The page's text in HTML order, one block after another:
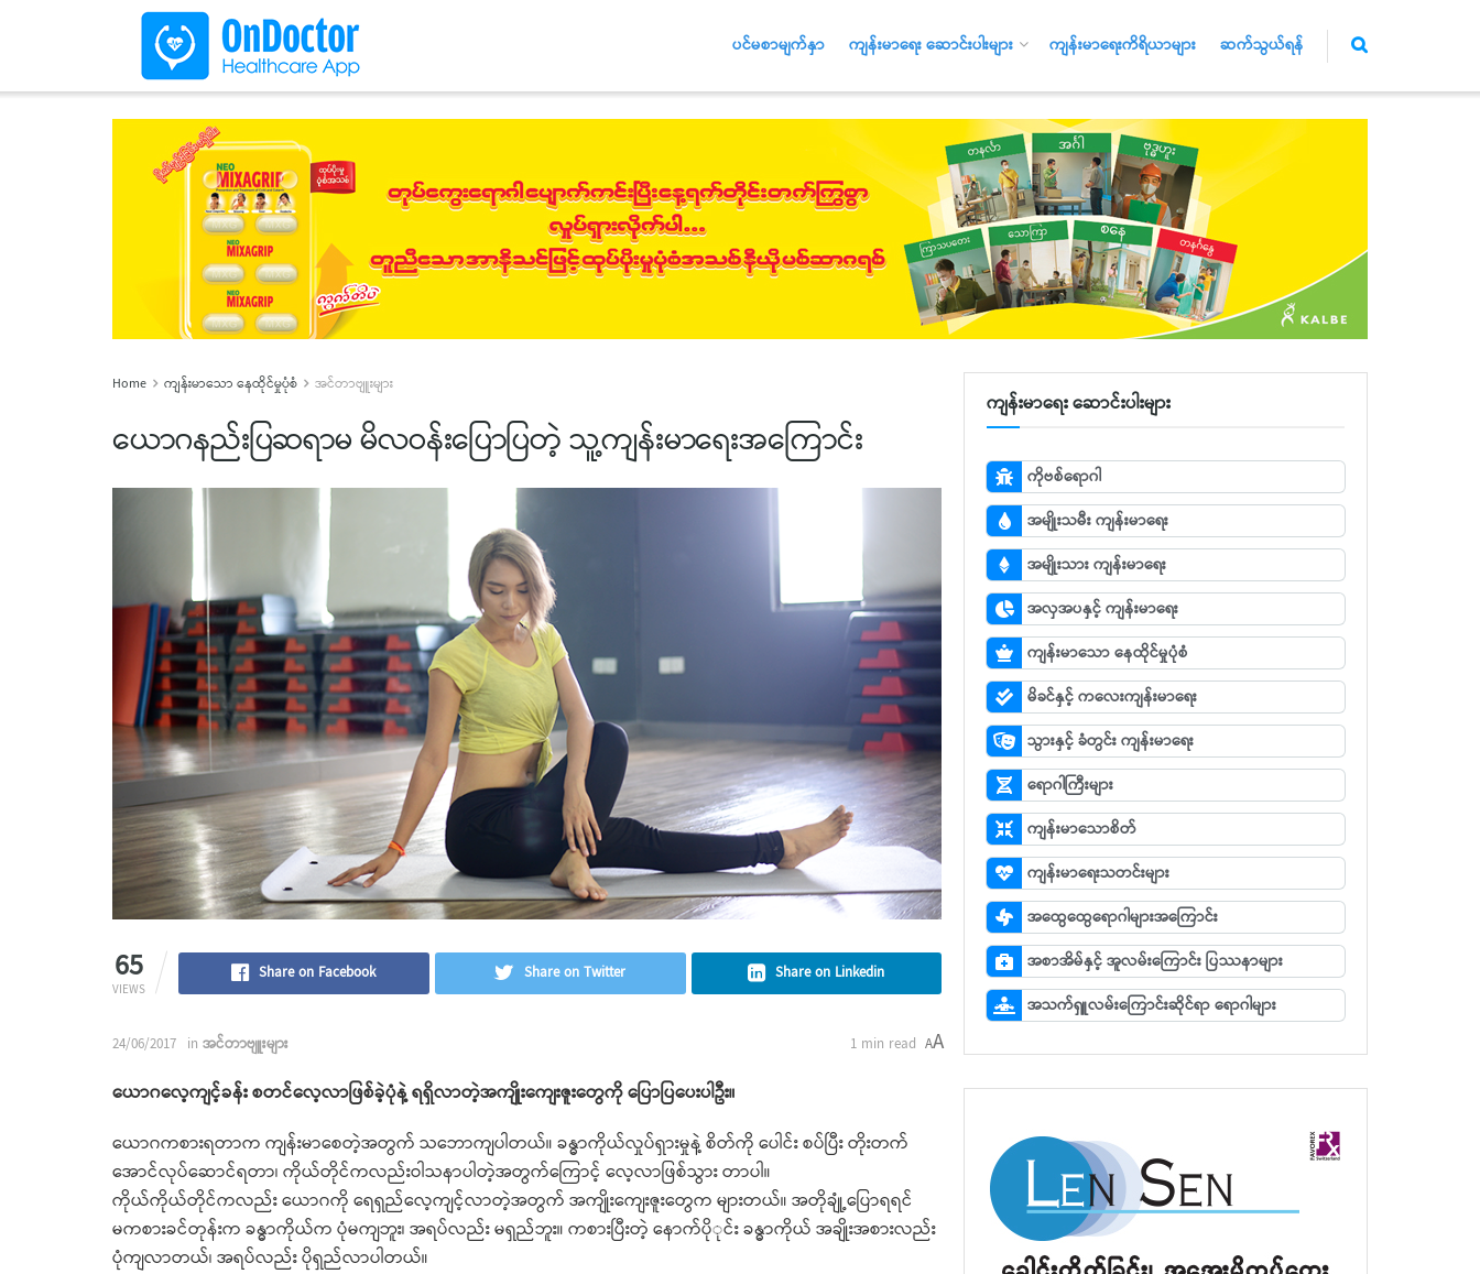
ပင်မစာမျက်နှာ ကျန်းမာရေး ဆောင်းပါးများ ကျန်းမာရေးကိရိယာများ ဆက်သွယ်ရန်
Home ကျန်းမာသော နေထိုင်မှုပုံစံ အင်တာဗျူးများ
ယောဂနည်းပြဆရာမ မိလဝန်းပြောပြတဲ့ သူ့ကျန်းမာရေးအကြောင်း
65
VIEWS
Share on Facebook Share on Twitter Share on Linkedin
24/06/2017 in အင်တာဗျူးများ 1 min read AA
ယောဂလေ့ကျင့်ခန်း စတင်လေ့လာဖြစ်ခဲ့ပုံနဲ့ ရရှိလာတဲ့အကျိုးကျေးဇူးတွေကို ပြောပြပေးပါဦး။
ယောဂကစားရတာက ကျန်းမာစေတဲ့အတွက် သဘောကျပါတယ်။ ခန္ဓာကိုယ်လှုပ်ရှားမှုနဲ့ စိတ်ကို ပေါင်း စပ်ပြီး တိုးတက်
အောင်လုပ်ဆောင်ရတာ၊ ကိုယ်တိုင်ကလည်းဝါသနာပါတဲ့အတွက်ကြောင့် လေ့လာဖြစ်သွား တာပါ။
ကိုယ်ကိုယ်တိုင်ကလည်း ယောဂကို ရေရှည်လေ့ကျင့်လာတဲ့အတွက် အကျိုးကျေးဇူးတွေက များတယ်။ အတိုချုံ့ပြောရရင်
မကစားခင်တုန်းက ခန္ဓာကိုယ်က ပုံမကျဘူး၊ အရပ်လည်း မရှည်ဘူး။ ကစားပြီးတဲ့ နောက်ပိုုင်း ခန္ဓာကိုယ် အချိုးအစားလည်း
ပုံကျလာတယ်၊ အရပ်လည်း ပိုရှည်လာပါတယ်။
ကျန်းမာရေး ဆောင်းပါးများ
ကိုဗစ်ရောဂါ
အမျိုးသမီး ကျန်းမာရေး
အမျိုးသား ကျန်းမာရေး
အလှအပနှင့် ကျန်းမာရေး
ကျန်းမာသော နေထိုင်မှုပုံစံ
မိခင်နှင့် ကလေးကျန်းမာရေး
သွားနှင့် ခံတွင်း ကျန်းမာရေး
ရောဂါကြီးများ
ကျန်းမာသောစိတ်
ကျန်းမာရေးသတင်းများ
အထွေထွေရောဂါများအကြောင်း
အစာအိမ်နှင့် အူလမ်းကြောင်း ပြဿနာများ
အသက်ရှူလမ်းကြောင်းဆိုင်ရာ ရောဂါများ